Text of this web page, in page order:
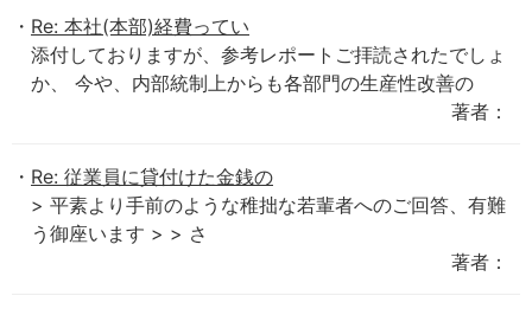
Re: 本社(本部)経費ってい
添付しておりますが、参考レポートご拝読されたでしょ
か、 今や、内部統制上からも各部門の生産性改善の
著者：
Re: 従業員に貸付けた金銭の
> 平素より手前のような稚拙な若輩者へのご回答、有難
う御座います > > さ
著者：